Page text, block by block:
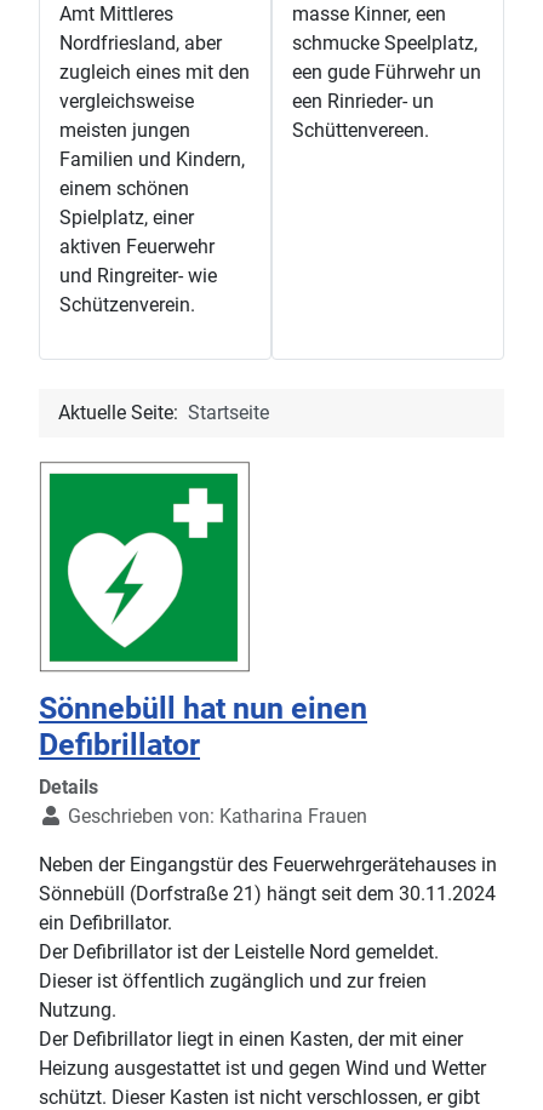
Amt Mittleres
Nordfriesland, aber
zugleich eines mit den
vergleichsweise
meisten jungen
Familien und Kindern,
einem schönen
Spielplatz, einer
aktiven Feuerwehr
und Ringreiter- wie
Schützenverein.
masse Kinner, een
schmucke Speelplatz,
een gude Führwehr un
een Rinrieder- un
Schüttenvereen.
Aktuelle Seite: Startseite
Sönnebüll hat nun einen
Defibrillator
Details
Geschrieben von: Katharina Frauen
Neben der Eingangstür des Feuerwehrgerätehauses in
Sönnebüll (Dorfstraße 21) hängt seit dem 30.11.2024
ein Defibrillator.
Der Defibrillator ist der Leistelle Nord gemeldet.
Dieser ist öffentlich zugänglich und zur freien
Nutzung.
Der Defibrillator liegt in einen Kasten, der mit einer
Heizung ausgestattet ist und gegen Wind und Wetter
schützt. Dieser Kasten ist nicht verschlossen, er gibt